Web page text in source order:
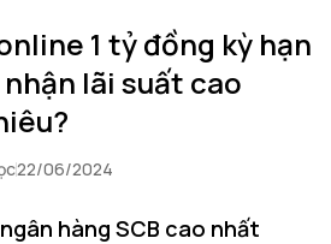
1 tỷ đồng kỳ hạn
nhận lãi suất cao
22/06/2024
hàng SCB cao nhất